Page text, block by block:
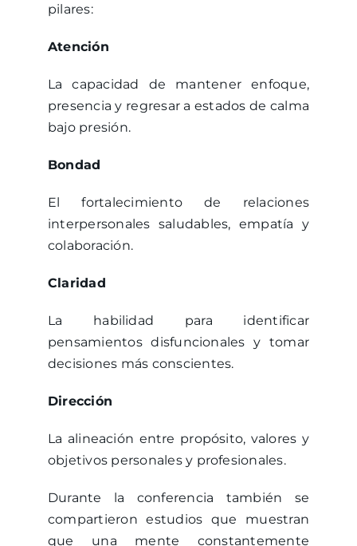
pilares:
Atención
La capacidad de mantener enfoque,
presencia y regresar a estados de calma
bajo presión.
Bondad
El fortalecimiento de relaciones
interpersonales saludables, empatía y
colaboración.
Claridad
La habilidad para identificar
pensamientos disfuncionales y tomar
decisiones más conscientes.
Dirección
La alineación entre propósito, valores y
objetivos personales y profesionales.
Durante la conferencia también se
compartieron estudios que muestran
que una mente constantemente